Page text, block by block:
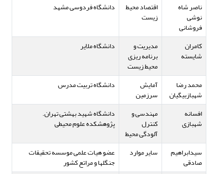
ناصر شاه
نوشی
فروشانی
اقتصاد محیط
زیست
دانشگاه فردوسی مشهد
کامران
شایسته
مدیریت و
برنامه ریزی
محیط زیست
دانشگاه ملایر
محمد رضا
شهبازبیگیان
آمایش
سرزمین
دانشگاه تربیت مدرس
افسانه
شهبازی
مهندسی و
کنترل
آلودگی محیط
دانشگاه شهید بهشتی تهران.
پژوهشکده علوم محیطی
سیدابراهیم
صادقی
سایر موارد عضو هیات علمی موسسه تحقیقات
جنگلها و مراتع کشور